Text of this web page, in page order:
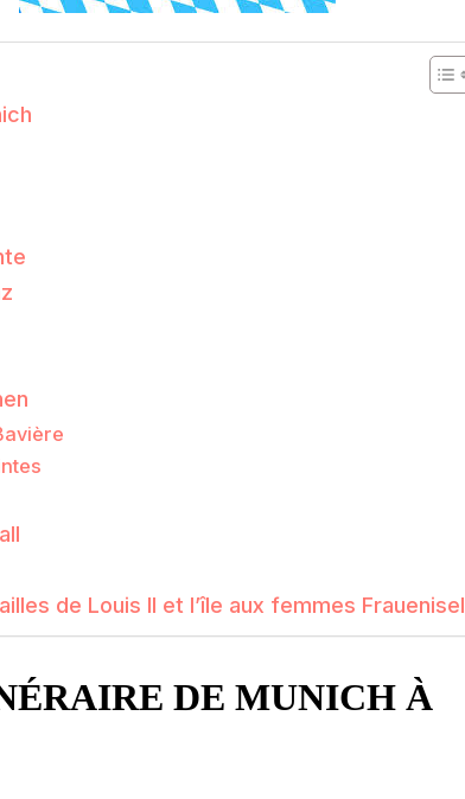
de Louis II et l’île aux femmes Frauenisel
DE MUNICH À